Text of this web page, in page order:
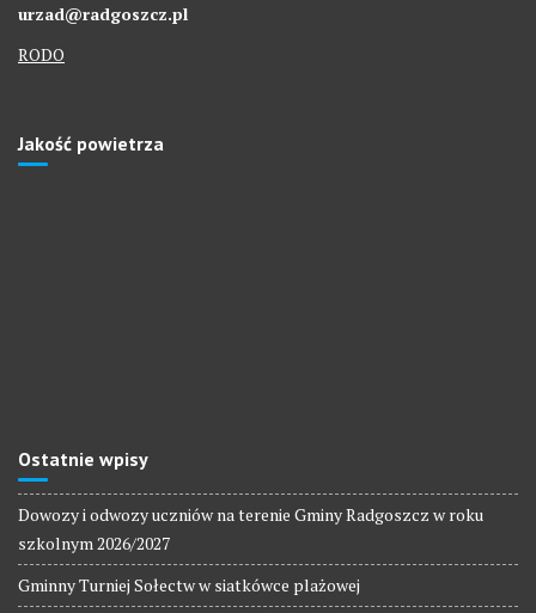
urzad@radgoszcz.pl
RODO
Jakość powietrza
Ostatnie wpisy
Dowozy i odwozy uczniów na terenie Gminy Radgoszcz w roku
szkolnym 2026/2027
Gminny Turniej Sołectw w siatkówce plażowej